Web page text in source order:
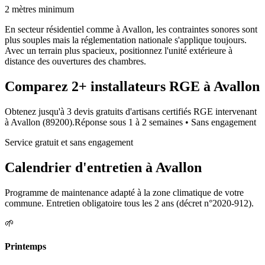
2 mètres minimum
En secteur résidentiel comme à Avallon, les contraintes sonores sont
plus souples mais la réglementation nationale s'applique toujours.
Avec un terrain plus spacieux, positionnez l'unité extérieure à
distance des ouvertures des chambres.
Comparez 2+ installateurs RGE à Avallon
Obtenez jusqu'à 3 devis gratuits d'artisans certifiés RGE intervenant
à Avallon (89200).Réponse sous 1 à 2 semaines • Sans engagement
Service gratuit et sans engagement
Calendrier d'entretien à Avallon
Programme de maintenance adapté à la zone climatique de votre
commune. Entretien obligatoire tous les 2 ans (décret n°2020-912).
🌱
Printemps